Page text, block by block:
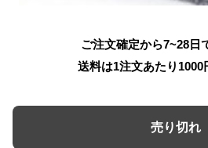
ご注文確定から7~28日
送料は1注文あたり 1000
売り切れ